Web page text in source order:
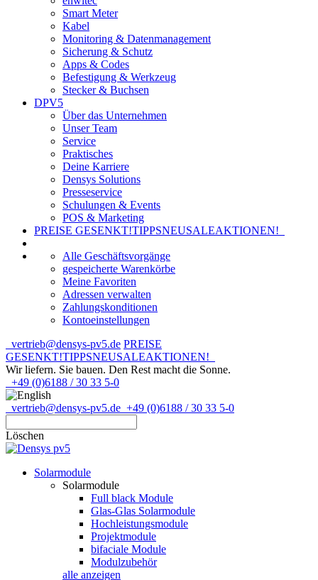
Smart Meter
Kabel
Monitoring & Datenmanagement
Sicherung & Schutz
Apps & Codes
Befestigung & Werkzeug
Stecker & Buchsen
DPV5
Über das Unternehmen
Unser Team
Service
Praktisches
Deine Karriere
Densys Solutions
Presseservice
Schulungen & Events
POS & Marketing
PREISE GESENKT!TIPPSNEUSALEAKTIONEN!
Alle Geschäftsvorgänge
gespeicherte Warenkörbe
Meine Favoriten
Adressen verwalten
Zahlungskonditionen
Kontoeinstellungen
vertrieb@densys-pv5.de PREISE
GESENKT!TIPPSNEUSALEAKTIONEN!
Wir liefern. Sie bauen. Den Rest macht die Sonne.
+49 (0)6188 / 30 33 5-0
vertrieb@densys-pv5.de +49 (0)6188 / 30 33 5-0
Löschen
Solarmodule
Solarmodule
Full black Module
Glas-Glas Solarmodule
Hochleistungsmodule
Projektmodule
bifaciale Module
Modulzubehör
alle anzeigen